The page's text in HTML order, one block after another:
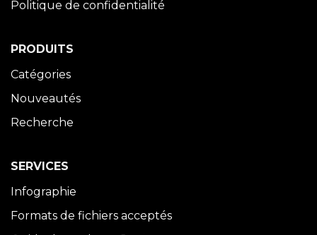
Politique de confidentialité
PRODUITS
Catégories
Nouveautés
Recherche
SERVICES
Infographie
Formats de fichiers acceptés